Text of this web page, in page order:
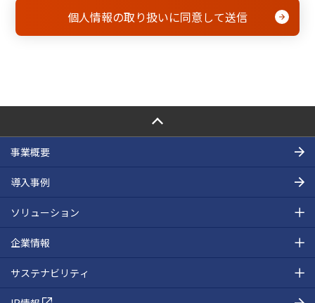
PAGE TOP
事業概要
導入事例
ソリューション
企業情報
サステナビリティ